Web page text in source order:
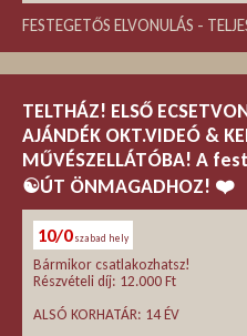
FESTEGETŐS ELVONULÁS -
TELTHÁZ! ELSŐ
AJÁNDÉK OKT.VIDEÓ &
MŰVÉSZELLÁTÓBA! A
☯️ÚT ÖNMAGADHOZ! ❤️
10/0szabad hely
Bármikor csatlakozhatsz!
Részvételi díj: 12.000 Ft
ALSÓ KORHATÁR: 14 ÉV